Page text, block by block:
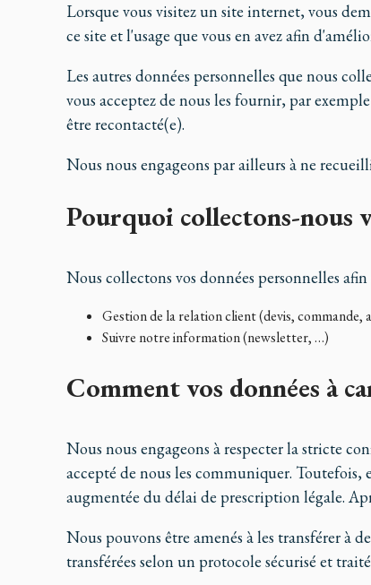
Lorsque vous visitez un site internet, vous
ce site et l'usage que vous en avez afin
Les autres données personnelles que nous
vous acceptez de nous les fournir, par
être recontacté(e).
Nous nous engageons par ailleurs à ne
Pourquoi collectons-nous
Nous collectons vos données personnelles afin
Gestion de la relation client (devis, commande,
Suivre notre information (newsletter, …)
Comment vos données à
Nous nous engageons à respecter la stricte
accepté de nous les communiquer. Toutefois,
augmentée du délai de prescription légale.
Nous pouvons être amenés à les transférer à
transférées selon un protocole sécurisé et